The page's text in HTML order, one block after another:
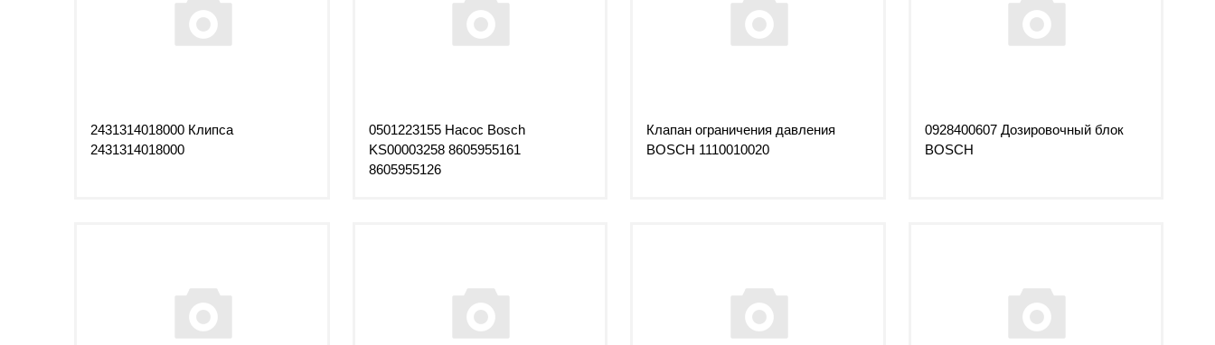
2431314018000 Клипса
2431314018000
0501223155 Насос Bosch
KS00003258 8605955161
8605955126
Клапан ограничения давления
BOSCH 1110010020
0928400607 Дозировочный блок
BOSCH